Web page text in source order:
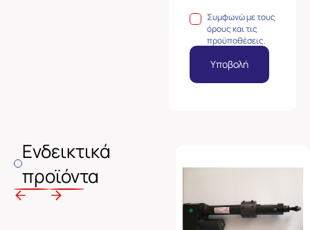
Συμφωνώ με τους
όρους και τις
προϋποθέσεις.
Υποβολή
Ενδεικτικά
προϊόντα